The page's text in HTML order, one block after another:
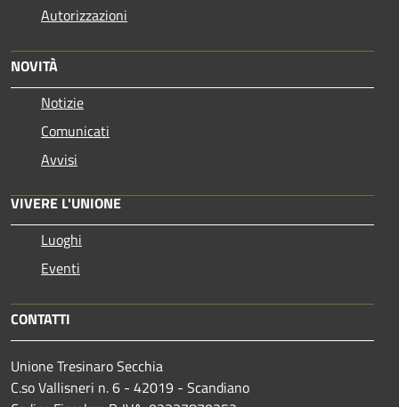
Autorizzazioni
NOVITÀ
Notizie
Comunicati
Avvisi
VIVERE L'UNIONE
Luoghi
Eventi
CONTATTI
Unione Tresinaro Secchia
C.so Vallisneri n. 6 - 42019 - Scandiano